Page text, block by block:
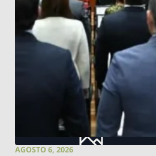
AGOSTO 6, 2026